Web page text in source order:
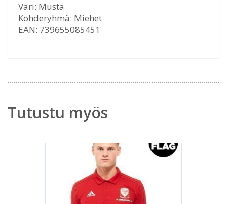
Väri: Musta
Kohderyhmä: Miehet
EAN: 739655085451
Tutustu myös